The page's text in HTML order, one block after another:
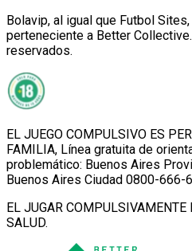
Bolavip, al igual que Futbol
perteneciente a Better
reservados.
EL JUEGO COMPULSIVO ES
FAMILIA, Línea gratuita de
problemático: Buenos Aires
Buenos Aires Ciudad 0800-666-
EL JUGAR
SALUD.